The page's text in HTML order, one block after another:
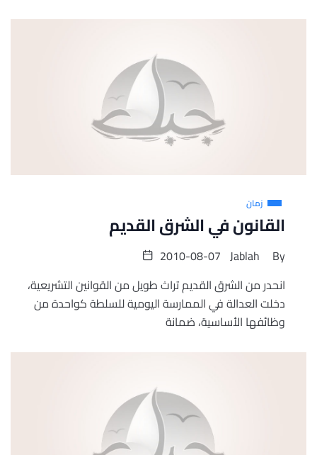
زمان
القانون في الشرق القديم
By
Jablah
2010-08-07
انحدر من الشرق القديم تراث طويل من القوانين التشريعية،
دخلت العدالة في الممارسة اليومية للسلطة كواحدة من
وظائفها الأساسية، ضمانة